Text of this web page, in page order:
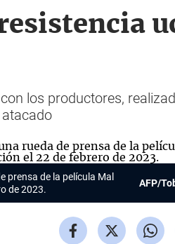
los productores,
prensa de la película Mal
de 2023.
AFP/